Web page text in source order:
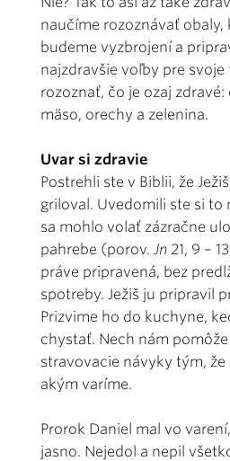
naučíme rozoznávať obaly,
budeme vyzbrojení a
najzdravšie voľby pre svoje
rozoznať, čo je ozaj
mäso, orechy a zelenina.
Uvar si zdravie
Postrehli ste v Biblii, že
griloval. Uvedomili ste si to
sa mohlo volať zázračne
pahrebe (porov. Jn 21, 9 –
práve pripravená, bez
spotreby. Ježiš ju pripravil
Prizvime ho do kuchyne,
chystať. Nech nám
stravovacie návyky tým, že
akým varíme.
Prorok Daniel mal vo
jasno. Nejedol a nepil